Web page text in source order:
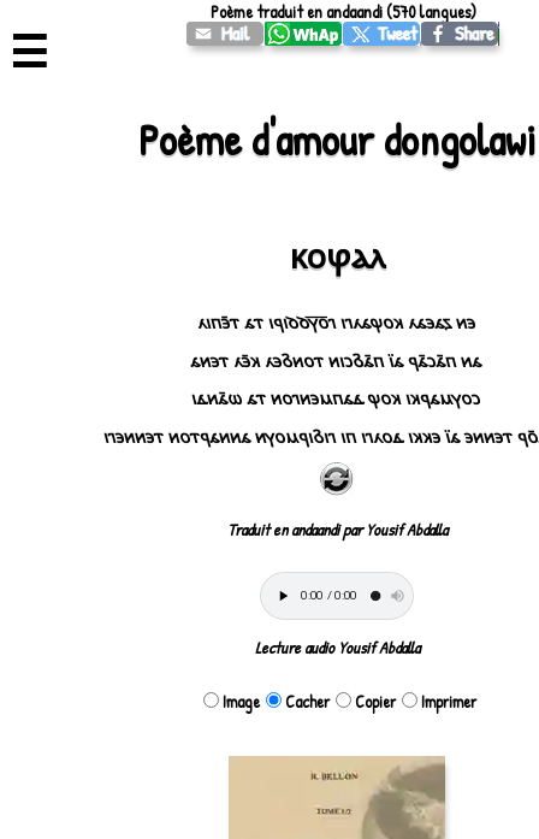
☰
Poème d'amour dongolawi
ⲕⲟⳡⲁⲗ
ⲉⲛ ⲍⲁⲉⲁⲗ ⲕⲟⳡⲁⲗⲅⲓ ⲅⲟ̅ⲩ̅ϭϭⲓⲣⲓ ⲧⲁ ⲧⲉ̄ⲡⲓⲗ
ⲁⲛ ⲡⲁ̄ⲥⲁ̄ⲣ ⲁⲓ̈ ⲡⲁ̄ⳝⲥⲓⲛ ⲧⲟⲛⳝⲉⲗ ⲕⲉ̄ⲗ ⲧⲉⲛⲁ
ⲥⲟⲩⲙⲁⲣⲕⲓ ⲕⲟⳡ ⲇⲁⲡⲙⲉⲛⲅⲟⲛ ⲧⲁ ⲱⲁ̄ⲛⲇⲓ
ⲉⲇⲇⲟ̄ⲣ ⲧⲉⲛⲛⲉ ⲁⲓ̈ ⲉⲕⲕⲓ ⲇⲟⲗⲅⲓ ⲡⲓ ⲅⲓⳝⲓⲣⲙⲟⲩⲛ ⲁⲛⲛⲁⲣⲧⲟⲛ
Traduit en andaandi par Yousif Abdalla
Lecture audio Yousif Abdalla
Image Cacher Copier Imprimer
Poème traduit en andaandi (570 langues)